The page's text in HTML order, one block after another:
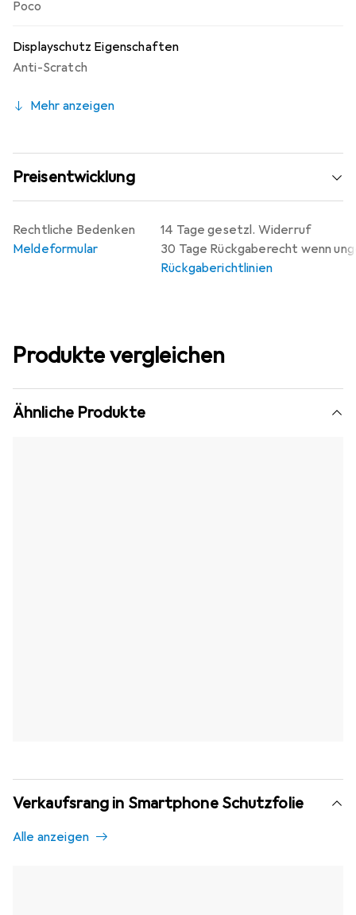
Poco
Displayschutz Eigenschaften
Anti-Scratch
Mehr anzeigen
Preisentwicklung
14 Tage gesetzl. Widerruf
30 Tage Rückgaberecht wenn
Rückgaberichtlinien
Rechtliche Bedenken
Meldeformular
Produkte vergleichen
Ähnliche Produkte
Verkaufsrang in Smartphone Schutzfolie
Alle anzeigen